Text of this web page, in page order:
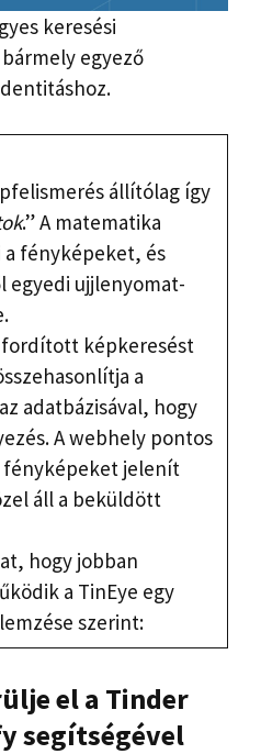
keresési
egyező
állítólag így
.” A matematika
fényképeket, és
egyedi ujjlenyomat-
fordított képkeresést
a
adatbázisával, hogy
A webhely pontos
fényképeket jelenít
áll a beküldött
hogy jobban
a TinEye egy
szerint:
el a Tinder
segítségével